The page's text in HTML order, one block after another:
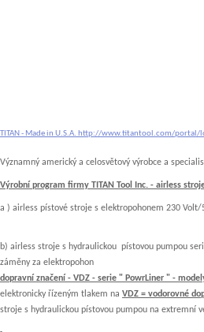
TITAN - Made in U.S.A. http://www.titantool.com/portal/
Významný americký a
Výrobní program firmy TITAN Tool Inc. - airless
a ) airless pístové stroje s elektropohonem 230 Volt/
b) airless stroje s hydraulickou pístovou pumpou
záměny za
dopravní značení - VDZ - serie " PowrLiner " -
elektronicky řízeným tlakem na VDZ = vodorovné
stroje s hydraulickou pístovou pumpou na extremní